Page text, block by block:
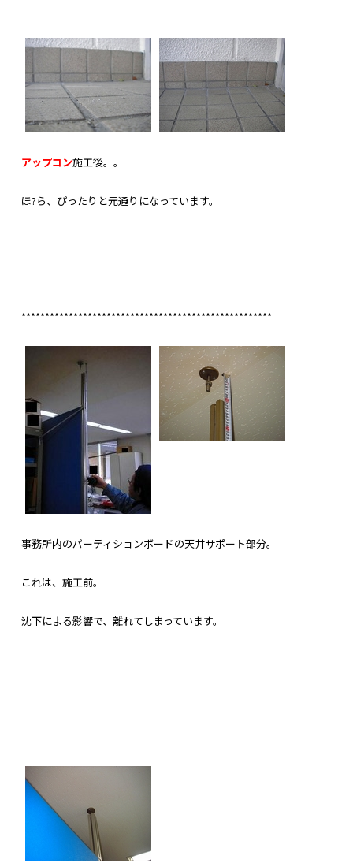
アップコン施工後。。
ほ?ら、ぴったりと元通りになっています。
*****************************************************
事務所内のパーティションボードの天井サポート部分。
これは、施工前。
沈下による影響で、離れてしまっています。